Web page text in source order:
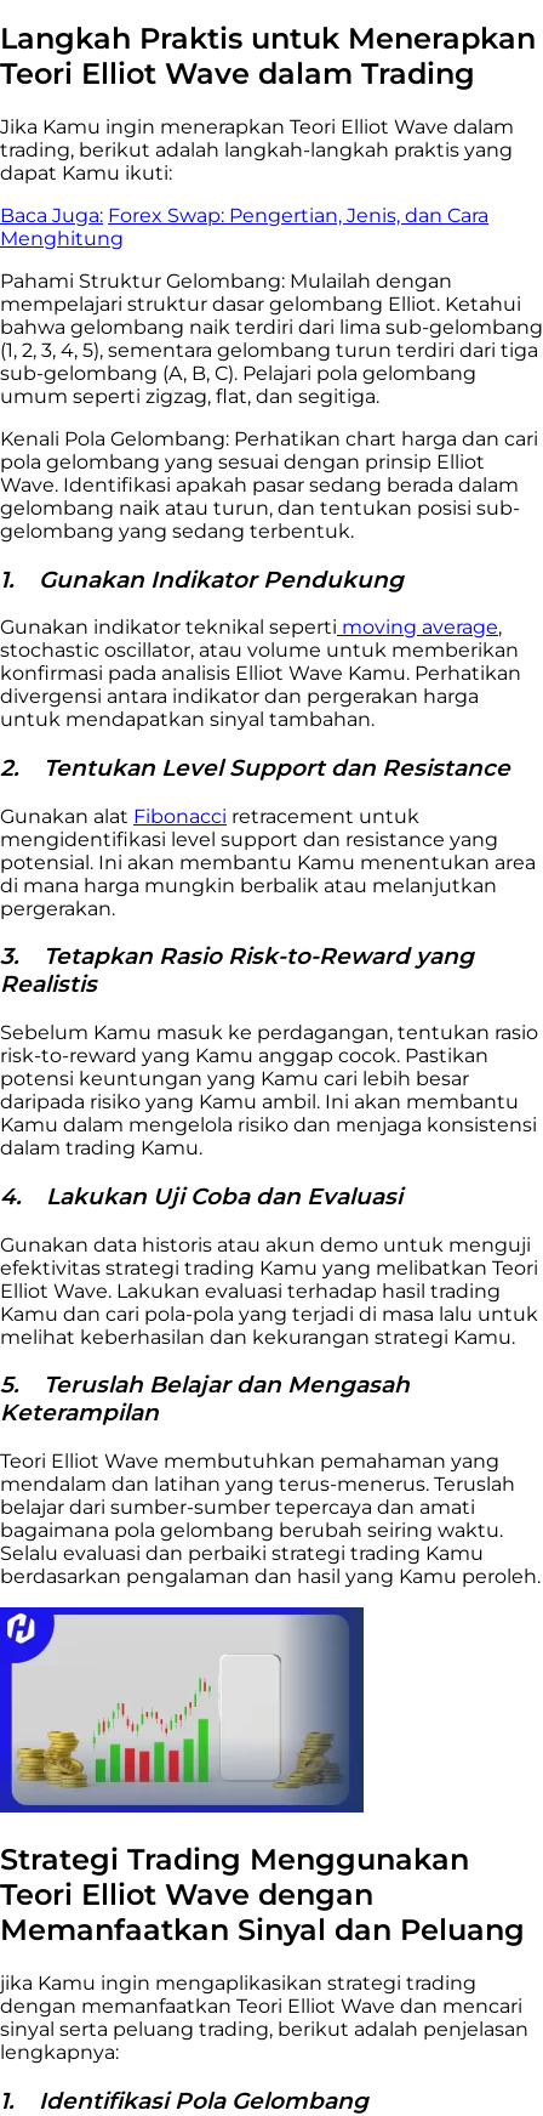
Langkah Praktis untuk Menerapkan
Teori Elliot Wave dalam Trading
Jika Kamu ingin menerapkan Teori Elliot Wave dalam
trading, berikut adalah langkah-langkah praktis yang
dapat Kamu ikuti:
Baca Juga: Forex Swap: Pengertian, Jenis, dan Cara
Menghitung
Pahami Struktur Gelombang: Mulailah dengan
mempelajari struktur dasar gelombang Elliot. Ketahui
bahwa gelombang naik terdiri dari lima sub-gelombang
(1, 2, 3, 4, 5), sementara gelombang turun terdiri dari tiga
sub-gelombang (A, B, C). Pelajari pola gelombang
umum seperti zigzag, flat, dan segitiga.
Kenali Pola Gelombang: Perhatikan chart harga dan cari
pola gelombang yang sesuai dengan prinsip Elliot
Wave. Identifikasi apakah pasar sedang berada dalam
gelombang naik atau turun, dan tentukan posisi sub-
gelombang yang sedang terbentuk.
1. Gunakan Indikator Pendukung
Gunakan indikator teknikal seperti moving average,
stochastic oscillator, atau volume untuk memberikan
konfirmasi pada analisis Elliot Wave Kamu. Perhatikan
divergensi antara indikator dan pergerakan harga
untuk mendapatkan sinyal tambahan.
2. Tentukan Level Support dan Resistance
Gunakan alat Fibonacci retracement untuk
mengidentifikasi level support dan resistance yang
potensial. Ini akan membantu Kamu menentukan area
di mana harga mungkin berbalik atau melanjutkan
pergerakan.
3.
Tetapkan Rasio Risk-to-Reward yang
Realistis
Sebelum Kamu masuk ke perdagangan, tentukan rasio
risk-to-reward yang Kamu anggap cocok. Pastikan
potensi keuntungan yang Kamu cari lebih besar
daripada risiko yang Kamu ambil. Ini akan membantu
Kamu dalam mengelola risiko dan menjaga konsistensi
dalam trading Kamu.
4. Lakukan Uji Coba dan Evaluasi
Gunakan data historis atau akun demo untuk menguji
efektivitas strategi trading Kamu yang melibatkan Teori
Elliot Wave. Lakukan evaluasi terhadap hasil trading
Kamu dan cari pola-pola yang terjadi di masa lalu untuk
melihat keberhasilan dan kekurangan strategi Kamu.
5.
Teruslah Belajar dan Mengasah
Keterampilan
Teori Elliot Wave membutuhkan pemahaman yang
mendalam dan latihan yang terus-menerus. Teruslah
belajar dari sumber-sumber tepercaya dan amati
bagaimana pola gelombang berubah seiring waktu.
Selalu evaluasi dan perbaiki strategi trading Kamu
berdasarkan pengalaman dan hasil yang Kamu peroleh.
Strategi Trading Menggunakan
Teori Elliot Wave dengan
Memanfaatkan Sinyal dan Peluang
jika Kamu ingin mengaplikasikan strategi trading
dengan memanfaatkan Teori Elliot Wave dan mencari
sinyal serta peluang trading, berikut adalah penjelasan
lengkapnya:
1. Identifikasi Pola Gelombang